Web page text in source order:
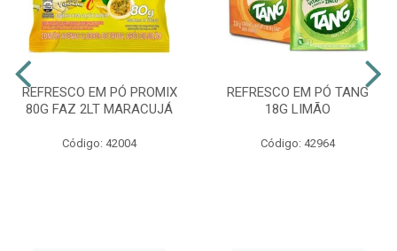
REFRESCO EM PÓ PROMIX
80G FAZ 2LT MARACUJÁ
Código: 42004
REFRESCO EM PÓ TANG
18G LIMÃO
Código: 42964